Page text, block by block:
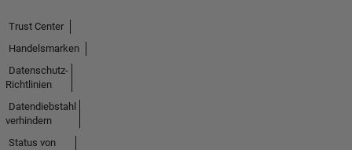
Trust Center
Handelsmarken
Datenschutz-
Richtlinien
Datendiebstahl
verhindern
Status von